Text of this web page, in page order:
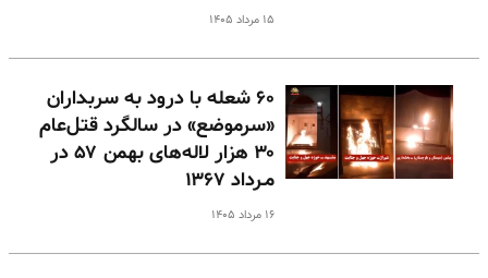
۱۵ مرداد ۱۴۰۵
۶۰ شعله با درود به سربداران
«سرموضع» در سالگرد قتل‌عام
۳۰ هزار لاله‌های بهمن ۵۷ در
مـرداد ۱۳۶۷
۱۶ مرداد ۱۴۰۵